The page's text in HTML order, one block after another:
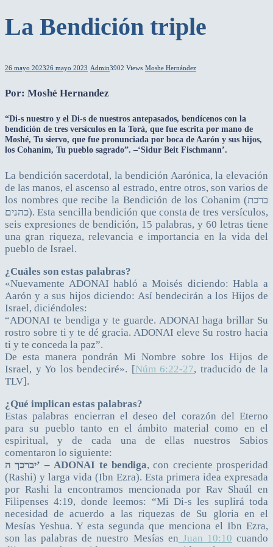
La Bendición triple
26 mayo 202326 mayo 2023 Admin3902 Views Moshe Hernández
Por: Moshé Hernandez
“Di-s nuestro y el Di-s de nuestros antepasados, bendícenos con la
bendición de tres versículos en la Torá, que fue escrita por mano de
Moshé, Tu siervo, que fue pronunciada por boca de Aarón y sus hijos,
los Cohanim, Tu pueblo sagrado”. –‘Sidur Beit Fischmann’.
La bendición sacerdotal, la bendición Aarónica, la elevación
de las manos, el ascenso al estrado, entre otros, son varios de
los nombres que recibe la Bendición de los Cohanim (ברכת
כהנים). Esta sencilla bendición que consta de tres versículos,
seis expresiones de bendición, 15 palabras, y 60 letras tiene
una gran riqueza, relevancia e importancia en la vida del
pueblo de Israel.
¿Cuáles son estas palabras?
«Nuevamente ADONAI habló a Moisés diciendo: Habla a
Aarón y a sus hijos diciendo: Así bendecirán a los Hijos de
Israel, diciéndoles:
“ADONAI te bendiga y te guarde. ADONAI haga brillar Su
rostro sobre ti y te dé gracia. ADONAI eleve Su rostro hacia
ti y te conceda la paz”.
De esta manera pondrán Mi Nombre sobre los Hijos de
Israel, y Yo los bendeciré». [Núm 6:22-27, traducido de la
TLV].
¿Qué implican estas palabras?
Estas palabras encierran el deseo del corazón del Eterno
para su pueblo tanto en el ámbito material como en el
espiritual, y de cada una de ellas nuestros Sabios
comentaron lo siguiente:
יברכך ה’ – ADONAI te bendiga, con creciente prosperidad
(Rashi) y larga vida (Ibn Ezra). Esta primera idea expresada
por Rashi la encontramos mencionada por Rav Shaúl en
Filipenses 4:19, donde leemos: “Mi Di-s les suplirá toda
necesidad de acuerdo a las riquezas de Su gloria en el
Mesías Yeshua. Y esta segunda que menciona el Ibn Ezra,
son las palabras de nuestro Mesías en Juan 10:10 cuando